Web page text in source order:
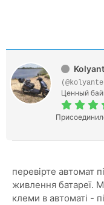
Ценный
перевірте автомат
живлення батареї.
клеми в автоматі -